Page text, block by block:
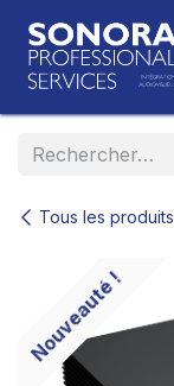
Tous les produits
Nouveauté !